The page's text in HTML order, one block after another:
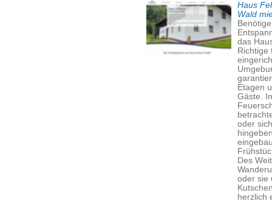
Haus
Wald
das
Richtige
Etagen
Gäste.
oder
Des
oder sie
herzlich